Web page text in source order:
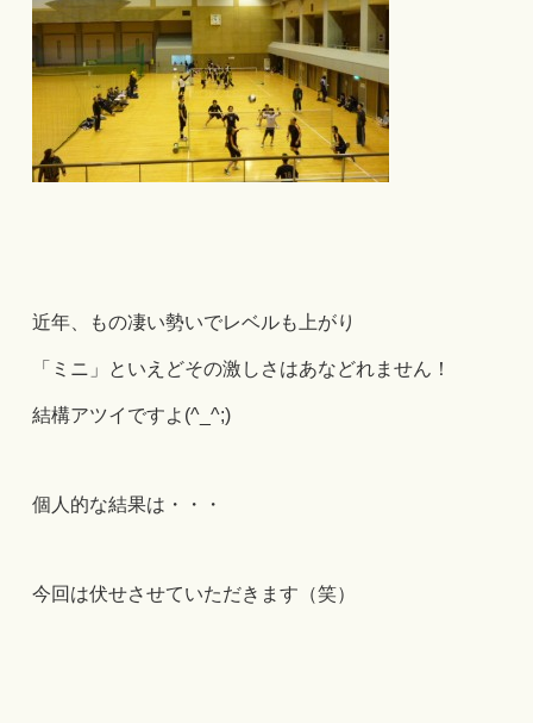
近年、もの凄い勢いでレベルも上がり
「ミニ」といえどその激しさはあなどれません！
結構アツイですよ(^_^;)
個人的な結果は・・・
今回は伏せさせていただきます（笑）